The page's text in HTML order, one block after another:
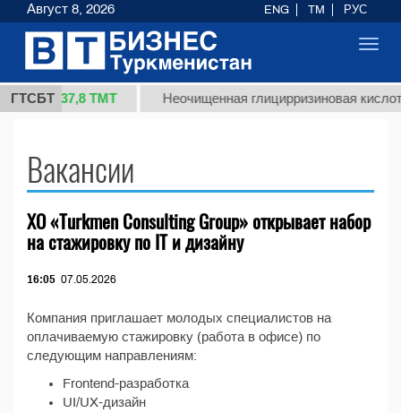
ГТСБТ
1 (кг.) 37,8 ТМТ Неочищенная глицирризиновая
Вакансии
ХО «Turkmen Consulting Group» открывает набор
на стажировку по IT и дизайну
16:05 07.05.2026
Компания приглашает молодых специалистов на
оплачиваемую стажировку (работа в офисе) по
следующим направлениям:
Frontend-разработка
UI/UX-дизайн
Август 8, 2026 ENG TM РУС